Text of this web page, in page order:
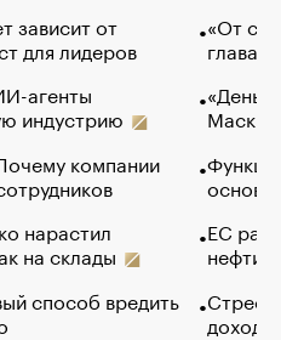
зависит от
для лидеров
агенты
индустрию
компании
нарастил
на склады
способ вредить
«От
глава
Маск в
основ
ЕС
нефти